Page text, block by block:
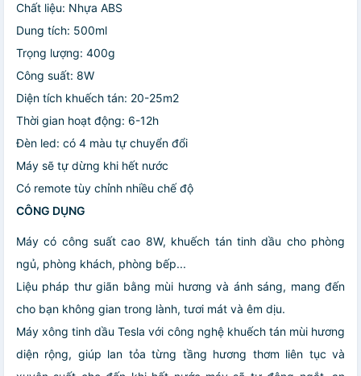
Chất liệu: Nhựa ABS
Dung tích: 500ml
Trọng lượng: 400g
Công suất: 8W
Diện tích khuếch tán: 20-25m2
Thời gian hoạt động: 6-12h
Đèn led: có 4 màu tự chuyển đổi
Máy sẽ tự dừng khi hết nước
Có remote tùy chỉnh nhiều chế độ
CÔNG DỤNG
Máy có công suất cao 8W, khuếch tán tinh dầu cho phòng
ngủ, phòng khách, phòng bếp...
Liệu pháp thư giãn bằng mùi hương và ánh sáng, mang đến
cho bạn không gian trong lành, tươi mát và êm dịu.
Máy xông tinh dầu Tesla với công nghệ khuếch tán mùi hương
diện rộng, giúp lan tỏa từng tầng hương thơm liên tục và